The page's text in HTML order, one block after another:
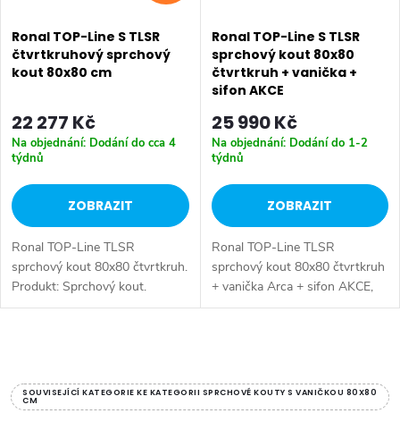
p
r
d
u
k
t
ů
p
r
o
d
u
k
t
Ronal TOP-Line S TLSR
čtvrtkruhový sprchový
kout 80x80 cm
22 277 Kč
Na objednání: Dodání do cca 4
týdnů
ZOBRAZIT
Ronal TOP-Line TLSR
sprchový kout 80x80 čtvrtkruh.
Produkt: Sprchový kout.
Značka výrobce: Ronal. Délka:
Ronal TOP-Line S TLSR
sprchový kout 80x80
čtvrtkruh + vanička +
sifon AKCE
25 990 Kč
Na objednání: Dodání do 1-2
týdnů
ZOBRAZIT
Ronal TOP-Line TLSR
sprchový kout 80x80 čtvrtkruh
+ vanička Arca + sifon AKCE,
Produkt: Sifon, Sprchový kout,
vSOUVISEJÍCÍ KATEGORIE KE KATEGORII SPRCHOVÉ KOUTY S VANIČKOU 80X80
CM